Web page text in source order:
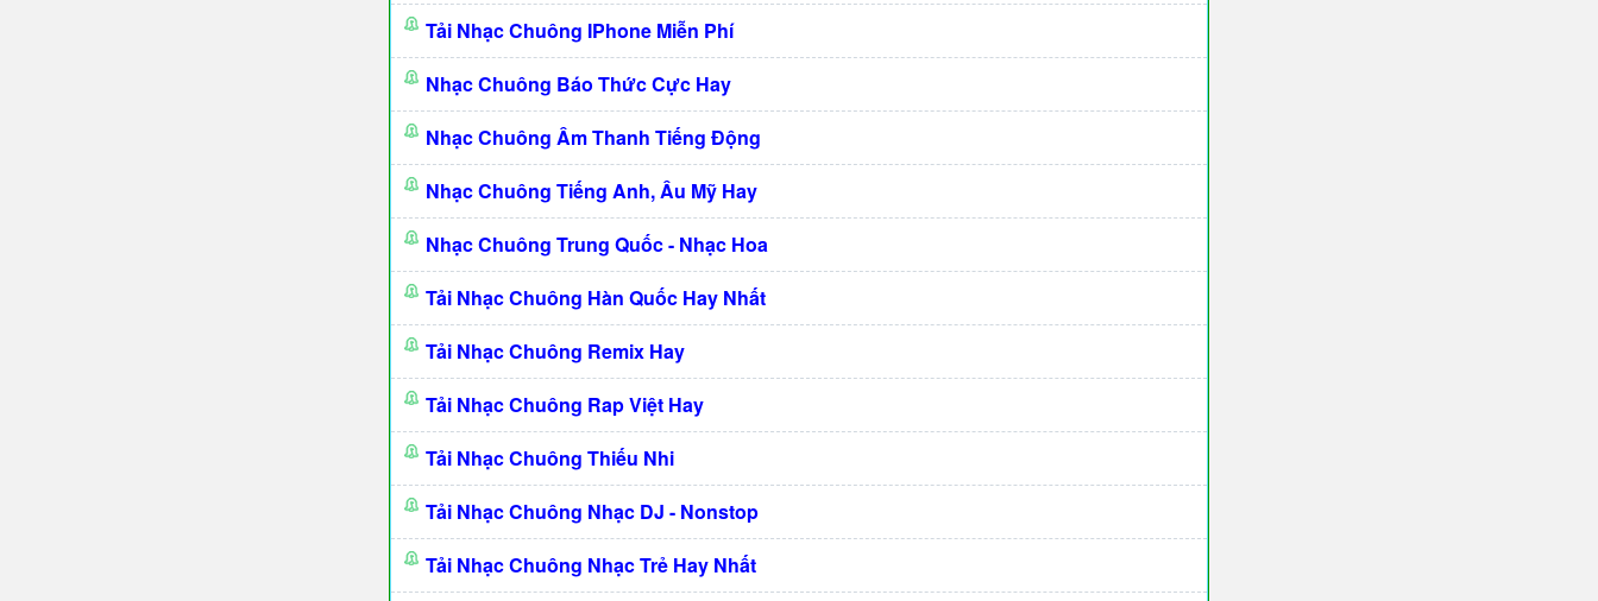
Tải Nhạc Chuông IPhone Miễn Phí
Nhạc Chuông Báo Thức Cực Hay
Nhạc Chuông Âm Thanh Tiếng Động
Nhạc Chuông Tiếng Anh, Âu Mỹ Hay
Nhạc Chuông Trung Quốc - Nhạc Hoa
Tải Nhạc Chuông Hàn Quốc Hay Nhất
Tải Nhạc Chuông Remix Hay
Tải Nhạc Chuông Rap Việt Hay
Tải Nhạc Chuông Thiếu Nhi
Tải Nhạc Chuông Nhạc DJ - Nonstop
Tải Nhạc Chuông Nhạc Trẻ Hay Nhất